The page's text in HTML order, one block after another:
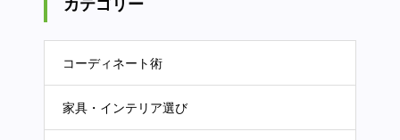
カテゴリー
コーディネート術
家具・インテリア選び